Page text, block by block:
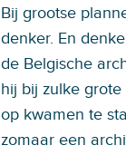
Bij grootse
denker. En
de Belgische
hij bij zulke
op kwamen te
zomaar een